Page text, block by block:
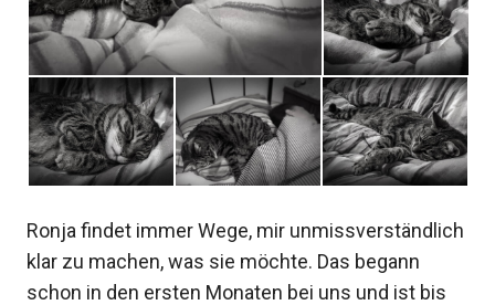
Ronja findet immer Wege, mir unmissverständlich
klar zu machen, was sie möchte. Das begann
schon in den ersten Monaten bei uns und ist bis